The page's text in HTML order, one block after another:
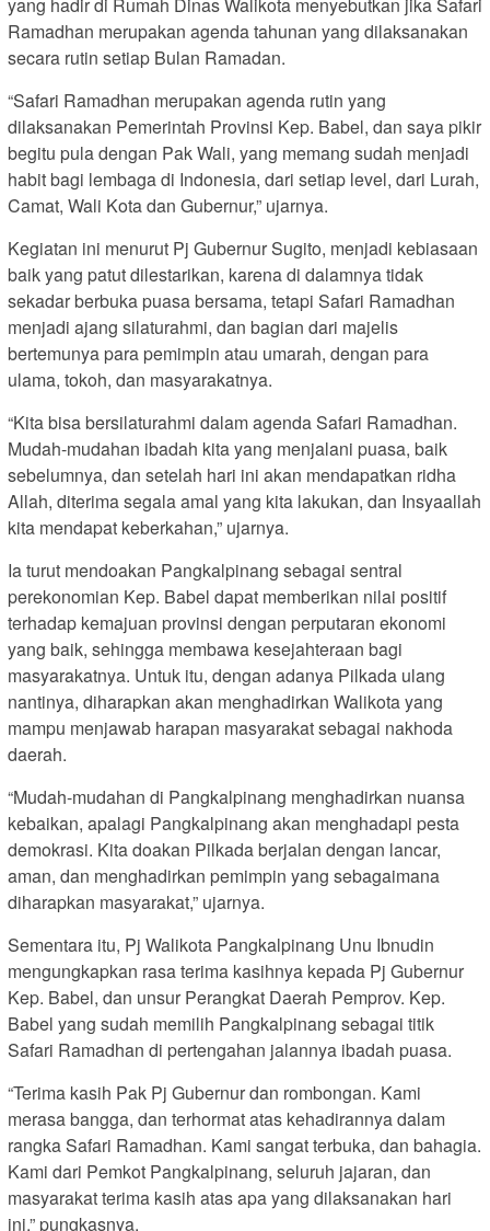
yang hadir di Rumah Dinas Walikota menyebutkan jika Safari
Ramadhan merupakan agenda tahunan yang dilaksanakan
secara rutin setiap Bulan Ramadan.
“Safari Ramadhan merupakan agenda rutin yang
dilaksanakan Pemerintah Provinsi Kep. Babel, dan saya pikir
begitu pula dengan Pak Wali, yang memang sudah menjadi
habit bagi lembaga di Indonesia, dari setiap level, dari Lurah,
Camat, Wali Kota dan Gubernur,” ujarnya.
Kegiatan ini menurut Pj Gubernur Sugito, menjadi kebiasaan
baik yang patut dilestarikan, karena di dalamnya tidak
sekadar berbuka puasa bersama, tetapi Safari Ramadhan
menjadi ajang silaturahmi, dan bagian dari majelis
bertemunya para pemimpin atau umarah, dengan para
ulama, tokoh, dan masyarakatnya.
“Kita bisa bersilaturahmi dalam agenda Safari Ramadhan.
Mudah-mudahan ibadah kita yang menjalani puasa, baik
sebelumnya, dan setelah hari ini akan mendapatkan ridha
Allah, diterima segala amal yang kita lakukan, dan Insyaallah
kita mendapat keberkahan,” ujarnya.
Ia turut mendoakan Pangkalpinang sebagai sentral
perekonomian Kep. Babel dapat memberikan nilai positif
terhadap kemajuan provinsi dengan perputaran ekonomi
yang baik, sehingga membawa kesejahteraan bagi
masyarakatnya. Untuk itu, dengan adanya Pilkada ulang
nantinya, diharapkan akan menghadirkan Walikota yang
mampu menjawab harapan masyarakat sebagai nakhoda
daerah.
“Mudah-mudahan di Pangkalpinang menghadirkan nuansa
kebaikan, apalagi Pangkalpinang akan menghadapi pesta
demokrasi. Kita doakan Pilkada berjalan dengan lancar,
aman, dan menghadirkan pemimpin yang sebagaimana
diharapkan masyarakat,” ujarnya.
Sementara itu, Pj Walikota Pangkalpinang Unu Ibnudin
mengungkapkan rasa terima kasihnya kepada Pj Gubernur
Kep. Babel, dan unsur Perangkat Daerah Pemprov. Kep.
Babel yang sudah memilih Pangkalpinang sebagai titik
Safari Ramadhan di pertengahan jalannya ibadah puasa.
“Terima kasih Pak Pj Gubernur dan rombongan. Kami
merasa bangga, dan terhormat atas kehadirannya dalam
rangka Safari Ramadhan. Kami sangat terbuka, dan bahagia.
Kami dari Pemkot Pangkalpinang, seluruh jajaran, dan
masyarakat terima kasih atas apa yang dilaksanakan hari
ini,” pungkasnya.